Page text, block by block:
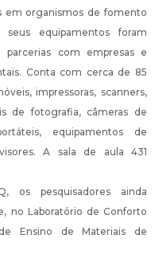
em organismos de fomento
seus equipamentos foram
com empresas e
Conta com cerca de 85
impressoras, scanners,
de fotografia, câmeras de
equipamentos de
A sala de aula 431
os pesquisadores ainda
no Laboratório de Conforto
Ensino de Materiais de